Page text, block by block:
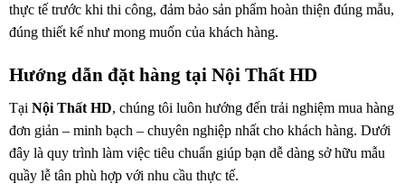
thực tế trước khi thi công, đảm bảo sản phẩm hoàn thiện đúng mẫu,
đúng thiết kế như mong muốn của khách hàng.
Hướng dẫn đặt hàng tại Nội Thất HD
Tại Nội Thất HD, chúng tôi luôn hướng đến trải nghiệm mua hàng
đơn giản – minh bạch – chuyên nghiệp nhất cho khách hàng. Dưới
đây là quy trình làm việc tiêu chuẩn giúp bạn dễ dàng sở hữu mẫu
quầy lễ tân phù hợp với nhu cầu thực tế.